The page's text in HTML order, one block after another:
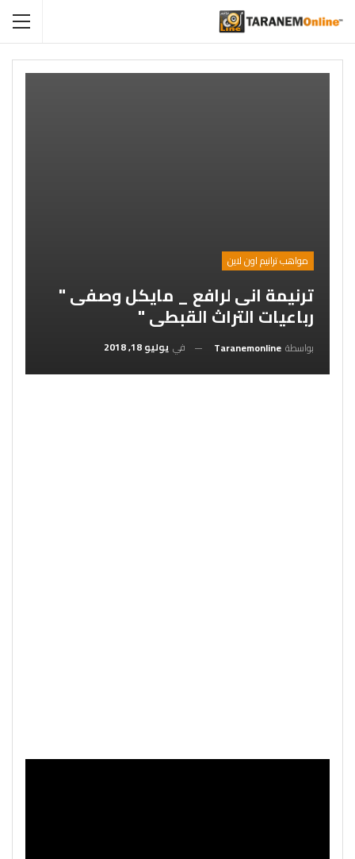
مواهب ترانيم اون لاين
ترنيمة انى لرافع _ مايكل وصفى "
رباعيات التراث القبطى "
بواسطة Taranemonline في يوليو 18, 2018